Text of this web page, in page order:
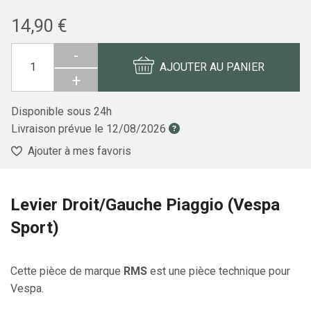
14,90 €
-
+
AJOUTER AU PANIER
Disponible sous 24h
Livraison prévue le 12/08/2026
Ajouter à mes favoris
Levier Droit/Gauche Piaggio (Vespa
Sport)
Cette pièce de marque RMS est une pièce technique pour
Vespa.